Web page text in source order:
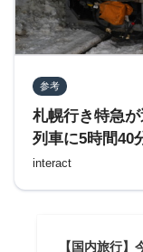
参考
札幌行き特急
列車に5時間40
動する
interact
【国内旅行